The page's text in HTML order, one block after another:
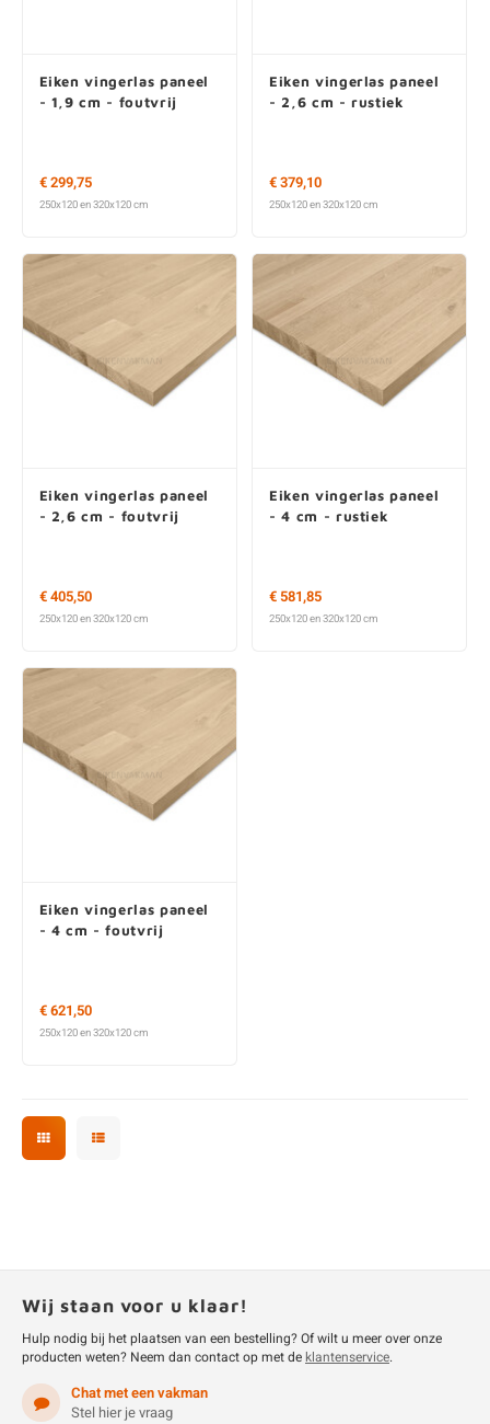
Eiken vingerlas paneel
- 1,9 cm - foutvrij
€ 299,75
250x120 en 320x120 cm
Eiken vingerlas paneel
- 2,6 cm - rustiek
€ 379,10
250x120 en 320x120 cm
Eiken vingerlas paneel
- 2,6 cm - foutvrij
€ 405,50
250x120 en 320x120 cm
Eiken vingerlas paneel
- 4 cm - rustiek
€ 581,85
250x120 en 320x120 cm
Eiken vingerlas paneel
- 4 cm - foutvrij
€ 621,50
250x120 en 320x120 cm
Wij staan voor u klaar!
Hulp nodig bij het plaatsen van een bestelling? Of wilt u meer over onze
producten weten? Neem dan contact op met deklantenservice.
Chat met een vakman
Stel hier je vraag